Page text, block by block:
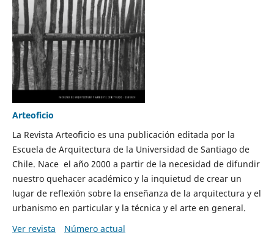
Arteoficio
La Revista Arteoficio es una publicación editada por la
Escuela de Arquitectura de la Universidad de Santiago de
Chile. Nace el año 2000 a partir de la necesidad de difundir
nuestro quehacer académico y la inquietud de crear un
lugar de reflexión sobre la enseñanza de la arquitectura y el
urbanismo en particular y la técnica y el arte en general.
Ver revista
Número actual